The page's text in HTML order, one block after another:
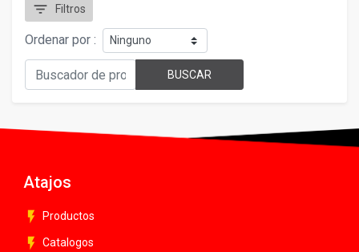
filter_list Filtros
Ordenar por :
BUSCAR
Atajos
flash_on Productos
flash_on Catalogos